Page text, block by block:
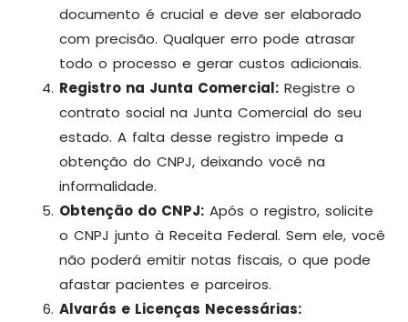
documento é crucial e deve ser elaborado
com precisão. Qualquer erro pode atrasar
todo o processo e gerar custos adicionais.
Registro na Junta Comercial: Registre o
contrato social na Junta Comercial do seu
estado. A falta desse registro impede a
obtenção do CNPJ, deixando você na
informalidade.
Obtenção do CNPJ: Após o registro, solicite
o CNPJ junto à Receita Federal. Sem ele, você
não poderá emitir notas fiscais, o que pode
afastar pacientes e parceiros.
Alvarás e Licenças Necessárias: